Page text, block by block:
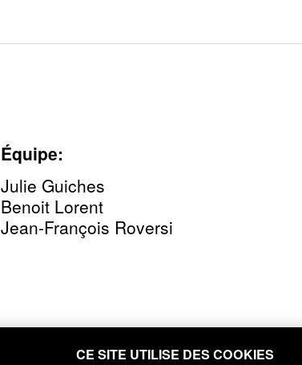
Équipe:
Julie Guiches
Benoit Lorent
Jean-François Roversi
CE SITE UTILISE DES COOKIES